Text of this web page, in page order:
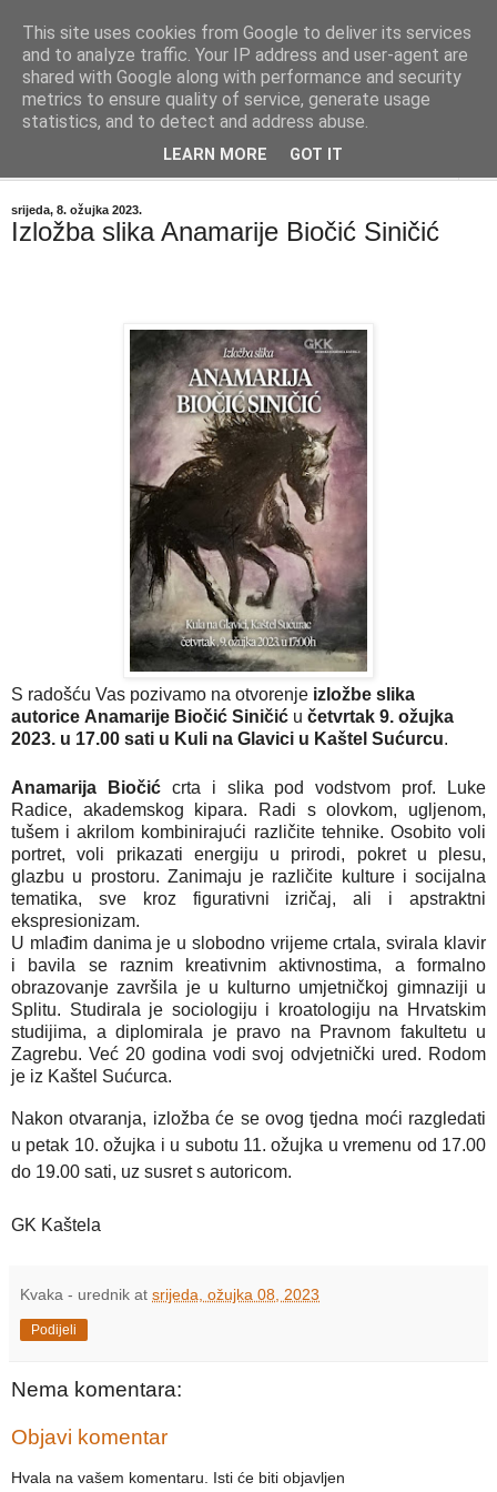
"Kvaka"
Časopis za književnost ISSN 2459-5632
srijeda, 8. ožujka 2023.
Izložba slika Anamarije Biočić Siničić
S radošću Vas pozivamo na otvorenje izložbe slika
autorice Anamarije Biočić Siničić u četvrtak 9. ožujka
2023. u 17.00 sati u Kuli na Glavici u Kaštel Sućurcu.
Anamarija Biočićcrta i slika pod vodstvom prof. Luke
Radice, akademskog kipara. Radi s olovkom, ugljenom,
tušem i akrilom kombinirajući različite tehnike. Osobito voli
portret, voli prikazati energiju u prirodi, pokret u plesu,
glazbu u prostoru. Zanimaju je različite kulture i socijalna
tematika, sve kroz figurativni izričaj, ali i apstraktni
ekspresionizam.
U mlađim danima je u slobodno vrijeme crtala, svirala klavir
i bavila se raznim kreativnim aktivnostima, a formalno
obrazovanje završila je u kulturno umjetničkoj gimnaziji u
Splitu. Studirala je sociologiju i kroatologiju na Hrvatskim
studijima, a diplomirala je pravo na Pravnom fakultetu u
Zagrebu. Već 20 godina vodi svoj odvjetnički ured. Rodom
je iz Kaštel Sućurca.
Nakon otvaranja, izložba će se ovog tjedna moći razgledati
u petak 10. ožujka i u subotu 11. ožujka u vremenu od 17.00
do 19.00 sati, uz susret s autoricom.
GK Kaštela
Kvaka - urednik at srijeda, ožujka 08, 2023
Podijeli
Nema komentara:
Objavi komentar
Hvala na vašem komentaru. Isti će biti objavljen
This site uses cookies from Google to deliver its services
and to analyze traffic. Your IP address and user-agent are
shared with Google along with performance and security
metrics to ensure quality of service, generate usage
statistics, and to detect and address abuse.
LEARN MORE GOT IT